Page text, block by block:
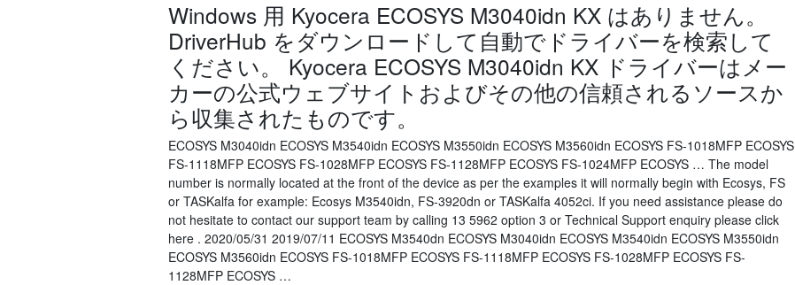
Windows 用 Kyocera ECOSYS M3040idn KX はありません。
DriverHub をダウンロードして自動でドライバーを検索して
ください。 Kyocera ECOSYS M3040idn KX ドライバーはメー
カーの公式ウェブサイトおよびその他の信頼されるソースか
ら収集されたものです。
ECOSYS M3040idn ECOSYS M3540idn ECOSYS M3550idn ECOSYS M3560idn ECOSYS FS-1018MFP ECOSYS
FS-1118MFP ECOSYS FS-1028MFP ECOSYS FS-1128MFP ECOSYS FS-1024MFP ECOSYS … The model
number is normally located at the front of the device as per the examples it will normally begin with Ecosys, FS
or TASKalfa for example: Ecosys M3540idn, FS-3920dn or TASKalfa 4052ci. If you need assistance please do
not hesitate to contact our support team by calling 13 5962 option 3 or Technical Support enquiry please click
here . 2020/05/31 2019/07/11 ECOSYS M3540dn ECOSYS M3040idn ECOSYS M3540idn ECOSYS M3550idn
ECOSYS M3560idn ECOSYS FS-1018MFP ECOSYS FS-1118MFP ECOSYS FS-1028MFP ECOSYS FS-
1128MFP ECOSYS …